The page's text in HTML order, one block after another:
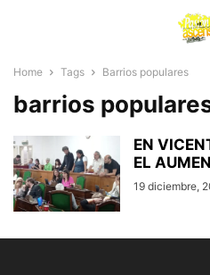
Home Tags Barrios populares
barrios
EN
EL
19 diciembre,